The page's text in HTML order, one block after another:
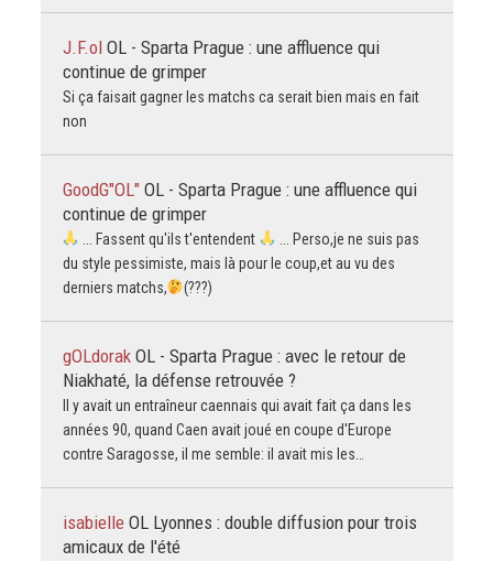
J.F.ol OL - Sparta Prague : une affluence qui
continue de grimper
Si ça faisait gagner les matchs ca serait bien mais en fait
non
GoodG"OL" OL - Sparta Prague : une affluence qui
continue de grimper
... Fassent qu'ils t'entendent
... Perso,je ne suis pas
du style pessimiste, mais là pour le coup,et au vu des
derniers matchs,
(???)
gOLdorak OL - Sparta Prague : avec le retour de
Niakhaté, la défense retrouvée ?
Il y avait un entraîneur caennais qui avait fait ça dans les
années 90, quand Caen avait joué en coupe d'Europe
contre Saragosse, il me semble: il avait mis les…
isabielle OL Lyonnes : double diffusion pour trois
amicaux de l'été